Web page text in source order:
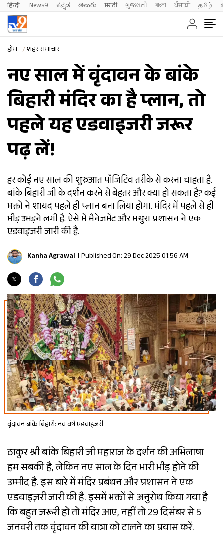
हिन्दी News9 ಕನ್ನಡ తెలుగు मराठी ગુજરાતી বাংলা ਪੰਜਾਬੀ தமிழ்
होम शहर समाचार
नए साल में वृंदावन के बांके
बिहारी मंदिर का है प्लान, तो
पहले यह एडवाइजरी जरूर
पढ़ लें!
हर कोई नए साल की शुरुआत पॉजिटिव तरीके से करना चाहता है.
बांके बिहारी जी के दर्शन करने से बेहतर और क्या हो सकता है? कई
भक्तों ने शायद पहले ही प्लान बना लिया होगा. मंदिर में पहले से ही
भीड़ उमड़ने लगी है. ऐसे में मैनेजमेंट और मथुरा प्रशासन ने एक
एडवाइजरी जारी की है.
Kanha Agrawal Published On: 29 Dec 2025 01:56 AM
वृंदावन बांके बिहारी: नव वर्ष एडवाइजरी
ठाकुर श्री बांके बिहारी जी महाराज के दर्शन की अभिलाषा
हम सबकी है, लेकिन नए साल के दिन भारी भीड़ होने की
उम्मीद है. इस बारे में मंदिर प्रबंधन और प्रशासन ने एक
एडवाइज़री जारी की है. इसमें भक्तों से अनुरोध किया गया है
कि बहुत जरूरी हो तो मंदिर आए, नहीं तो 29 दिसंबर से 5
जनवरी तक वृंदावन की यात्रा को टालने का प्रयास करें.